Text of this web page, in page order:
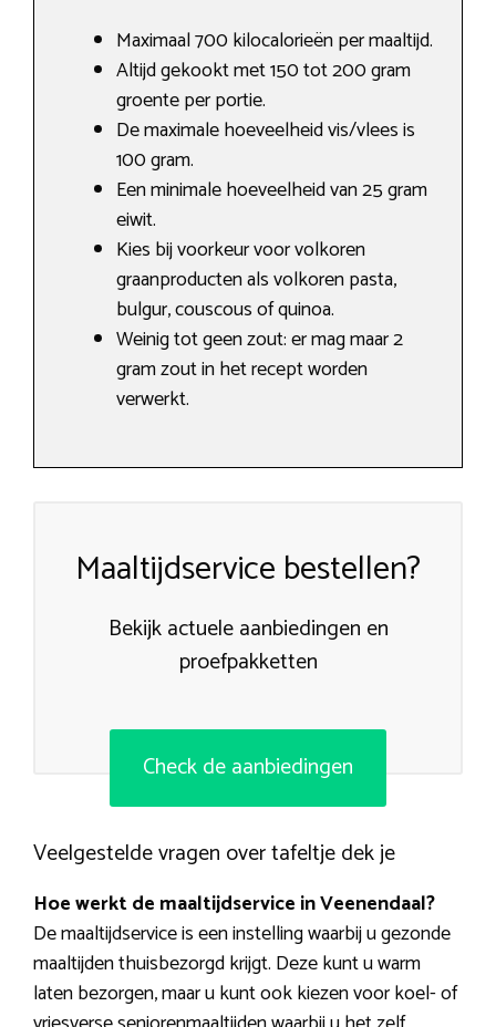
Maximaal 700 kilocalorieën per maaltijd.
Altijd gekookt met 150 tot 200 gram
groente per portie.
De maximale hoeveelheid vis/vlees is
100 gram.
Een minimale hoeveelheid van 25 gram
eiwit.
Kies bij voorkeur voor volkoren
graanproducten als volkoren pasta,
bulgur, couscous of quinoa.
Weinig tot geen zout: er mag maar 2
gram zout in het recept worden
verwerkt.
Maaltijdservice bestellen?
Bekijk actuele aanbiedingen en
proefpakketten
Check de aanbiedingen
Veelgestelde vragen over tafeltje dek je
Hoe werkt de maaltijdservice in Veenendaal?
De maaltijdservice is een instelling waarbij u gezonde
maaltijden thuisbezorgd krijgt. Deze kunt u warm
laten bezorgen, maar u kunt ook kiezen voor koel- of